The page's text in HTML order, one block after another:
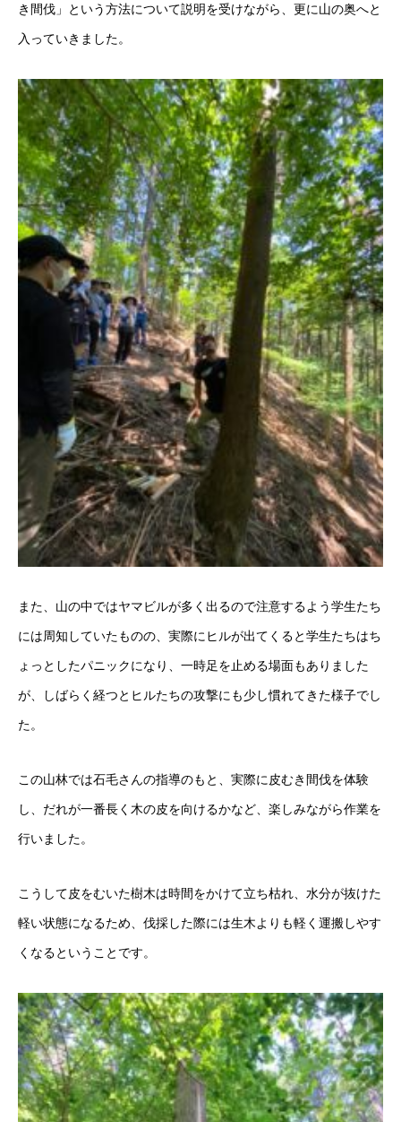
き間伐」という方法について説明を受けながら、更に山の奥へと
入っていきました。
また、山の中ではヤマビルが多く出るので注意するよう学生たち
には周知していたものの、実際にヒルが出てくると学生たちはち
ょっとしたパニックになり、一時足を止める場面もありました
が、しばらく経つとヒルたちの攻撃にも少し慣れてきた様子でし
た。
この山林では石毛さんの指導のもと、実際に皮むき間伐を体験
し、だれが一番長く木の皮を向けるかなど、楽しみながら作業を
行いました。
こうして皮をむいた樹木は時間をかけて立ち枯れ、水分が抜けた
軽い状態になるため、伐採した際には生木よりも軽く運搬しやす
くなるということです。